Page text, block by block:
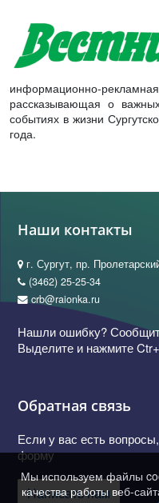
информационно-
рассказывающая о
событиях в жизни
года.
Наши контакты
г. Сургут, пр.
(3462) 25-25-34
crb@raionka.ru
Нашли ошибку?
Выделите и нажмите
Обратная связь
Если у вас есть
форму
Написать нам
Мы используем файлы
качества работы веб-